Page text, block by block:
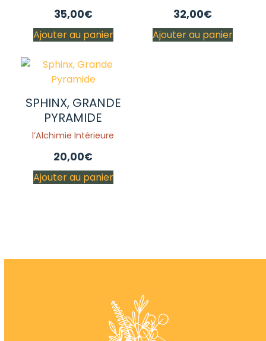
35,00€
Ajouter au panier
32,00€
Ajouter au panier
SPHINX, GRANDE
PYRAMIDE
l’Alchimie Intérieure
20,00€
Ajouter au panier